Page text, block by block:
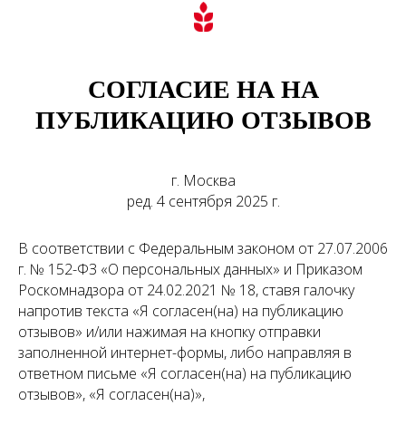
СОГЛАСИЕ НА НА
ПУБЛИКАЦИЮ ОТЗЫВОВ
г. Москва
ред. 4 сентября 2025 г.
В соответствии с Федеральным законом от 27.07.2006
г. № 152-ФЗ «О персональных данных» и Приказом
Роскомнадзора от 24.02.2021 № 18, ставя галочку
напротив текста «Я согласен(на) на публикацию
отзывов» и/или нажимая на кнопку отправки
заполненной интернет-формы, либо направляя в
ответном письме «Я согласен(на) на публикацию
отзывов», «Я согласен(на)»,